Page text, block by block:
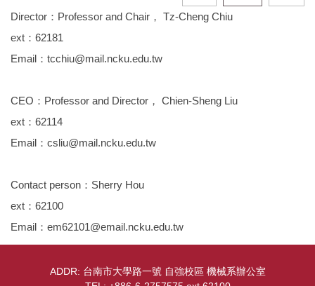
Regulations
Contact
Location Map
Director：Professor and Chair， Tz-Cheng Chiu
ext：62181
Email：tcchiu@mail.ncku.edu.tw
CEO：Professor and Director， Chien-Sheng Liu
ext：62114
Email：csliu@mail.ncku.edu.tw
Contact person：Sherry Hou
ext：62100
Email：em62101@email.ncku.edu.tw
ADDR: 台南市大學路一號 自強校區 機械系辦公室